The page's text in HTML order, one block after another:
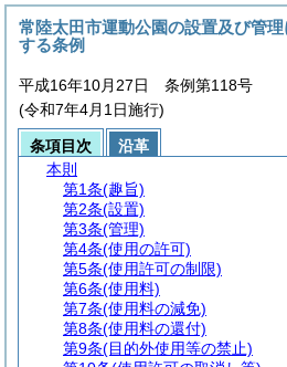
常陸太田市運動公園の設置及び管理
する条例
平成16年10月27日 条例第118号
(令和7年4月1日施行)
条項目次
沿革
本則
第1条(趣旨)
第2条(設置)
第3条(管理)
第4条(使用の許可)
第5条(使用許可の制限)
第6条(使用料)
第7条(使用料の減免)
第8条(使用料の還付)
第9条(目的外使用等の禁止)